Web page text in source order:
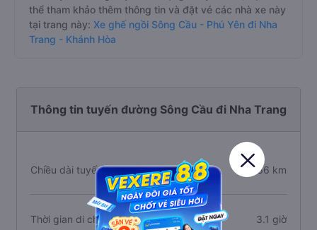
thể tham khảo thêm thông tin và đặt vé các nhà xe này
tại trang này: Xe ghế ngồi Sông Cầu - Phú Yên đi Nha
Trang - Khánh Hòa
Thông tin tuyến đường Sông Cầu đi Nha Trang
Chiều dài tuyến đường 266 km
Thời gian di chuyển 3.1 giờ